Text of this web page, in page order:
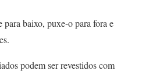
baixo, puxe-o para fora e
podem ser revestidos com